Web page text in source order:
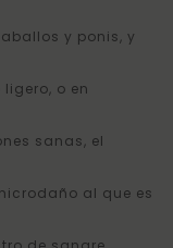
y ponis, y
o en
sanas, el
al que es